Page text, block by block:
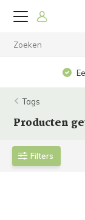
Tags
Producten
Filters